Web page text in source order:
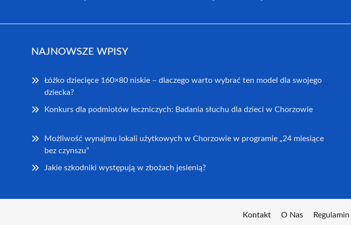
NAJNOWSZE WPISY
Łóżko dziecięce 160×80 niskie – dlaczego warto wybrać ten model dla swojego
dziecka?
Konkurs dla podmiotów leczniczych: Badania słuchu dla dzieci w Chorzowie
Możliwość wynajmu lokali użytkowych w Chorzowie w programie „24 miesiące
bez czynszu”
Jakie szkodniki występują w zbożach jesienią?
Kontakt O Nas Regulamin